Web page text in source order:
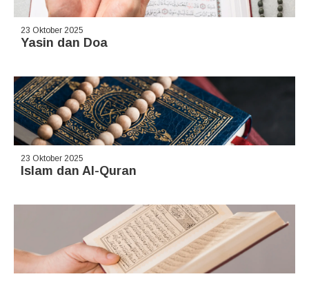
23 Oktober 2025
Yasin dan Doa
23 Oktober 2025
Islam dan Al-Quran